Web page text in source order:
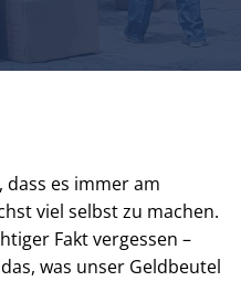
dass es immer am
viel selbst zu machen.
Fakt vergessen –
was unser Geldbeutel